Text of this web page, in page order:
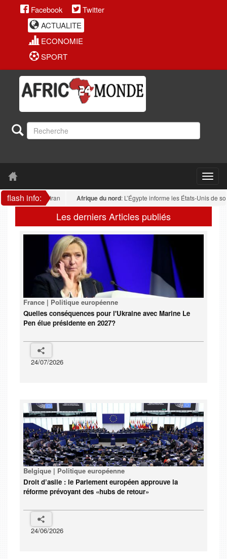
Facebook
Twitter
ACTUALITE
ECONOMIE
SPORT
flash info:
sur l’Iran Afrique du nord: L’Égypte informe les États-Unis de son
Les derniers Articles publiés
France | Politique européenne
Quelles conséquences pour l'Ukraine avec Marine Le
Pen élue présidente en 2027?
24/07/2026
Belgique | Politique européenne
Droit d’asile : le Parlement européen approuve la
réforme prévoyant des «hubs de retour»
24/06/2026